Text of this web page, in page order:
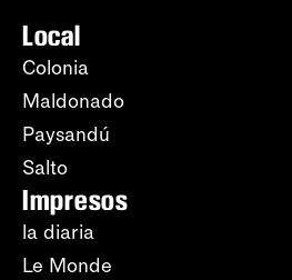
Local
Colonia
Maldonado
Paysandú
Salto
Impresos
la diaria
Le Monde